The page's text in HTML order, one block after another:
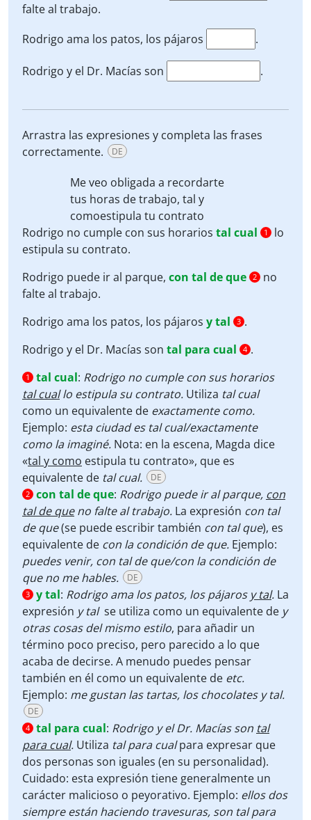
falte al trabajo.
Rodrigo ama los patos, los pájaros
.
Rodrigo y el Dr. Macías son .
Arrastra las expresiones y completa las frases
correctamente.
DE
Me veo obligada a recordarte
tus horas de trabajo, tal y
comoestipula tu contrato
Rodrigo no cumple con sus horarios tal cual 1
lo
estipula su contrato.
Rodrigo puede ir al parque, con tal de que 2
no
falte al trabajo.
Rodrigo ama los patos, los pájaros y tal 3 .
Rodrigo y el Dr. Macías son tal para cual 4 .
1 tal cual: Rodrigo no cumple con sus horarios
tal cuallo estipula su contrato. Utiliza tal cual
como un equivalente de exactamente como.
Ejemplo: esta ciudad es tal cual/exactamente
como la imaginé. Nota: en la escena, Magda dice
«tal y como estipula tu contrato», que es
equivalente de tal cual. DE
2 con tal de que: Rodrigo puede ir al parque, con
tal de queno falte al trabajo. La expresión con tal
de que(se puede escribir también con tal que), es
equivalente de con la condición de que. Ejemplo:
puedes venir, con tal de que/con la condición de
que no me hables.
DE
3 y tal: Rodrigo ama los patos, los pájaros y tal. La
expresión y tal se utiliza como un equivalente de y
otras cosas del mismo estilo, para añadir un
término poco preciso, pero parecido a lo que
acaba de decirse. A menudo puedes pensar
también en él como un equivalente de etc.
Ejemplo: me gustan las tartas, los chocolates y tal.
DE
4 tal para cual: Rodrigo y el Dr. Macías son tal
para cual. Utiliza tal para cualpara expresar que
dos personas son iguales (en su personalidad).
Cuidado: esta expresión tiene generalmente un
carácter malicioso o peyorativo. Ejemplo: ellos dos
siempre están haciendo travesuras, son tal para